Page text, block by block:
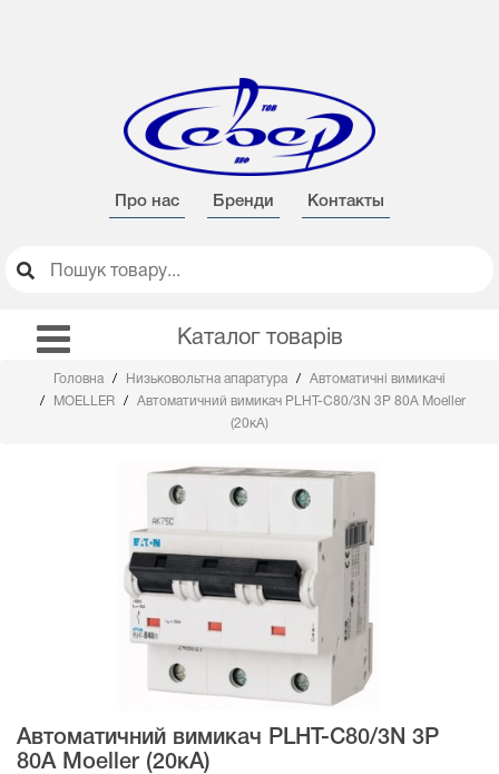
Про нас Бренди Контакты
Каталог товарів
Головна Низьковольтна апаратура
Автоматичні вимикачі
MOELLER
Автоматичний вимикач PLHT-C80/3N 3Р 80А Moeller
(20кА)
Автоматичний вимикач PLHT-C80/3N 3Р
80А Moeller (20кА)